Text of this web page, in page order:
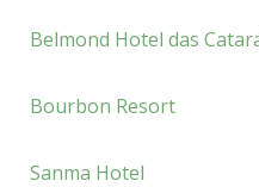
Belmond Hotel das
Bourbon Resort
Sanma Hotel